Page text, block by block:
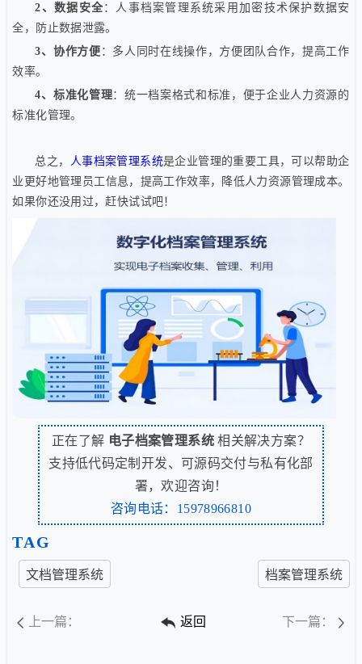
2、数据安全 ：人事档案管理系统采用加密技术保护数据安
全，防止数据泄露。
3、协作方便 ：多人同时在线操作，方便团队合作，提高工作
效率。
4、标准化管理：统一档案格式和标准，便于企业人力资源的
标准化管理。
总之， 人事档案管理系统是企业管理的重要工具，可以帮助企
业更好地管理员工信息，提高工作效率，降低人力资源管理成本。
如果你还没用过，赶快试试吧！
正在了解 电子档案管理系统相关解决方案？
支持低代码定制开发、可源码交付与私有化部
署，欢迎咨询！
咨询电话：15978966810
TAG
文档管理系统 档案管理系统
上一篇： 返回 下一篇：